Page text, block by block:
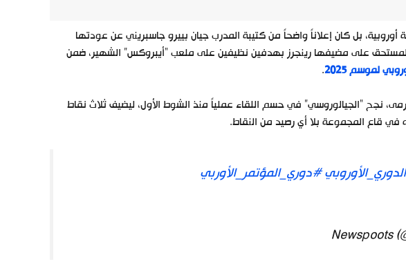
بل كان إعلاناً واضحاً من كتيبة المدرب جيان بييرو جاسبريني عن عودتها
على مضيفها رينجرز بهدفين نظيفين على ملعب “أيبروكس” الشهير، ضمن
لموسم 2025
.
نجح “الجيالوروسي” في حسم اللقاء عملياً منذ الشوط الأول، ليضيف ثلاث نقاط
في قاع المجموعة بلا أي رصيد من النقاط.
#دوري_المؤتمر_الأوربي